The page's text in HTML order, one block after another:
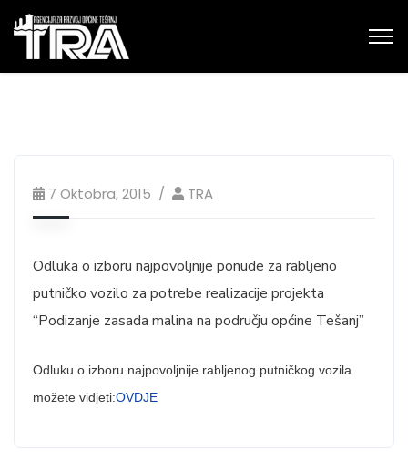
7 Oktobra, 2015 TRA
Odluka o izboru najpovoljnije ponude za rabljeno
putničko vozilo za potrebe realizacije projekta
“Podizanje zasada malina na području općine Tešanj”
Odluku o izboru najpovoljnije rabljenog putničkog vozila
možete vidjeti:OVDJE